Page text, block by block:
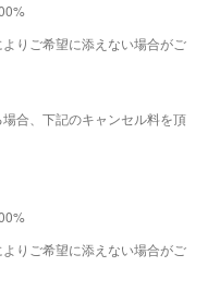
りご希望に添えない場合がご
合、下記のキャンセル料を頂
りご希望に添えない場合がご